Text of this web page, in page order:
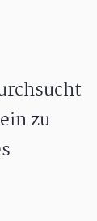
zu